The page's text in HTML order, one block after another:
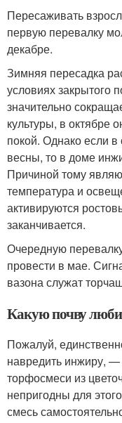
Пересаживать
первую перевалку
декабре.
Зимняя пересадка
условиях закрытого
значительно
культуры, в октябре
покой. Однако если в
весны, то в доме
Причиной тому
температура и
активируются
заканчивается.
Очередную
провести в мае.
вазона служат
Какую почву
Пожалуй,
навредить инжиру, —
торфосмеси из
непригодны для
смесь